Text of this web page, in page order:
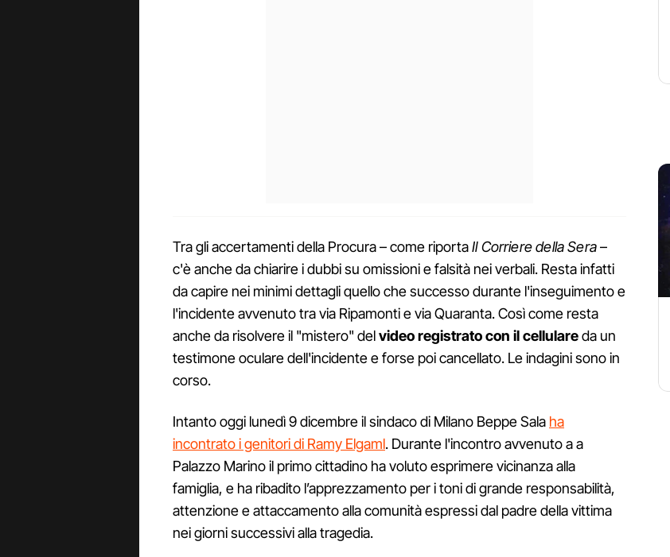
Tra gli accertamenti della Procura – come riportaIl Corriere della Sera–
c'è anche da chiarire i dubbi su omissioni e falsità nei verbali. Resta infatti
da capire nei minimi dettagli quello che successo durante l'inseguimento e
l'incidente avvenuto tra via Ripamonti e via Quaranta. Così come resta
anche da risolvere il "mistero" delvideo registrato con il cellulareda un
testimone oculare dell'incidente e forse poi cancellato. Le indagini sono in
corso.
Intanto oggi lunedì 9 dicembre il sindaco di Milano Beppe Sala ha
incontrato i genitori di Ramy Elgaml. Durante l'incontro avvenuto a a
Palazzo Marino il primo cittadino ha voluto esprimere vicinanza alla
famiglia, e ha ribadito l’apprezzamento per i toni di grande responsabilità,
attenzione e attaccamento alla comunità espressi dal padre della vittima
nei giorni successivi alla tragedia.